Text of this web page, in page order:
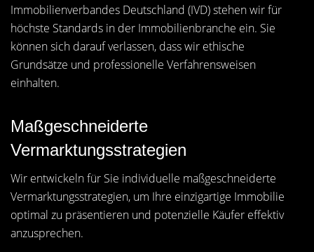
Immobilienverbandes Deutschland (IVD) stehen wir für
höchste Standards in der Immobilienbranche ein. Sie
können sich darauf verlassen, dass wir ethische
Grundsätze und professionelle Verfahrensweisen
einhalten.
Maßgeschneiderte
Vermarktungsstrategien
Wir entwickeln für Sie individuelle maßgeschneiderte
Vermarktungsstrategien, um Ihre einzigartige Immobilie
optimal zu präsentieren und potenzielle Käufer effektiv
anzusprechen.